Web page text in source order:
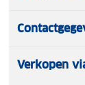
Verkopen